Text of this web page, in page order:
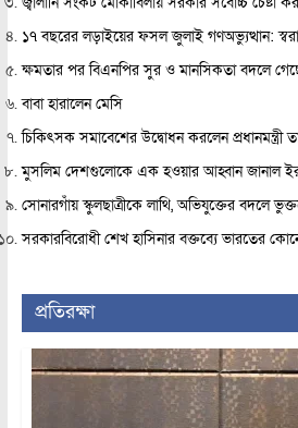
১৭ বছরের লড়াইয়ের ফসল জুলাই গণঅভ্যুত্থান:
ক্ষমতার পর বিএনপির সুর ও মানসিকতা বদলে
বাবা হারালেন মেসি
চিকিৎসক সমাবেশের উদ্বোধন করলেন প্রধানমন্ত্রী
মুসলিম দেশগুলোকে এক হওয়ার আহ্বান জানাল
সোনারগাঁয় স্কুলছাত্রীকে লাথি, অভিযুক্তের বদলে
সরকারবিরোধী শেখ হাসিনার বক্তব্যে ভারতের
প্রতিরক্ষা